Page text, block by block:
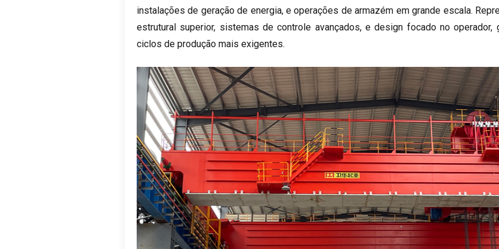
instalações de geração de energia, e operações de armazém em grande escala.
estrutural superior, sistemas de controle avançados, e design focado no operador,
ciclos de produção mais exigentes.